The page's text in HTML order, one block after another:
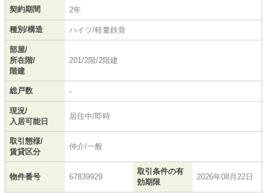
契約期間 2年
種別/構造 ハイツ/軽量鉄骨
部屋/
所在階/
階建
201/2階/2階建
総戸数 -
現況/
入居可能日
居住中/即時
取引態様/
賃貸区分
仲介/一般
物件番号 67839929
取引条件の有
効期限
2026年08月22日